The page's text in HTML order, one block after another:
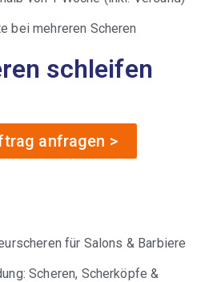
bei mehreren Scheren
schleifen
anfragen >
für Salons & Barbiere
Scheren, Scherköpfe &